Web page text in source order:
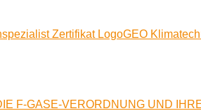
GEO
F-GASE-VERORDNUNG UND